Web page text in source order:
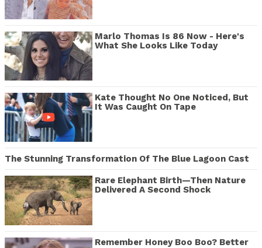
Marlo Thomas Is 86 Now - Here's
What She Looks Like Today
Kate Thought No One Noticed, But
It Was Caught On Tape
The Stunning Transformation Of The Blue Lagoon Cast
Rare Elephant Birth—Then Nature
Delivered A Second Shock
Remember Honey Boo Boo? Better